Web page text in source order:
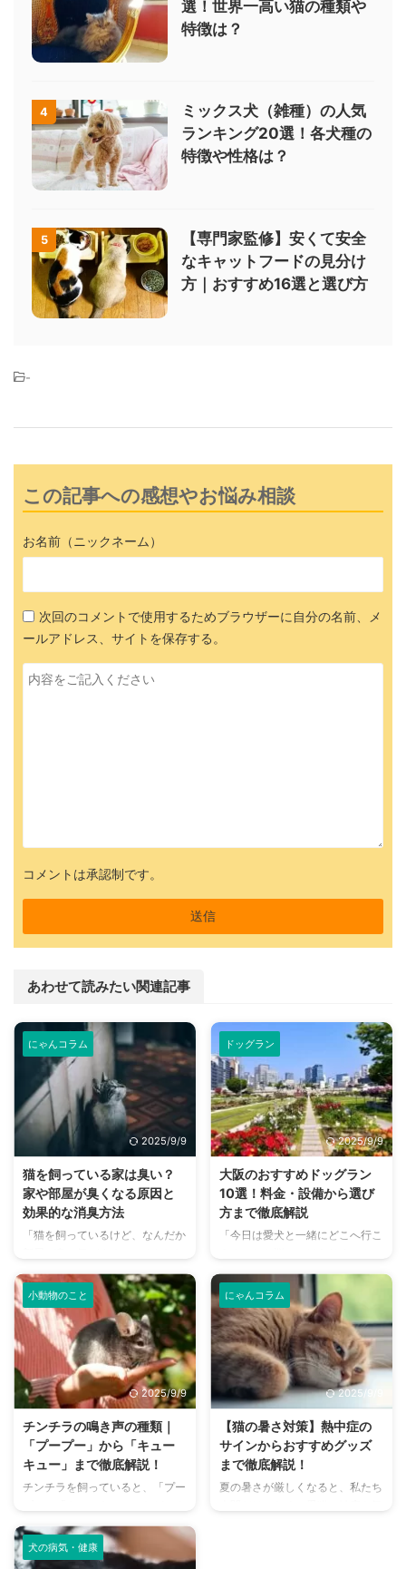
選！世界一高い猫の種類や
特徴は？
4
ミックス犬（雑種）の人気
ランキング20選！各犬種の
特徴や性格は？
5
【専門家監修】安くて安全
なキャットフードの見分け
方｜おすすめ16選と選び方
-
この記事への感想やお悩み相談
お名前（ニックネーム）
次回のコメントで使用するためブラウザーに自分の名前、メ
ールアドレス、サイトを保存する。
コメントは承認制です。
あわせて読みたい関連記事
にゃんコラム
2025/9/9
猫を飼っている家は臭い？
家や部屋が臭くなる原因と
効果的な消臭方法
「猫を飼っているけど、なんだか
悩みはありませんか？猫との暮ら
しは幸せで満ちていますが、独特
のにおいが気になるという飼い主
さんは少なくありません。 特
に、来客時などは「うちのにお
い、大丈夫かな？」と不安に感じ
てしまうこともあるでしょう。
この記事では、猫のにおいの原因
体、部屋など、場所別に具体的な
消臭対策を徹底的に解説します。
さらに、猫と飼い主さん両方にと
って快適な消臭グッズの選び方ま
の情報を網羅的にご紹介します。
今 ...
ドッグラン
2025/9/9
大阪のおすすめドッグラン
10選！料金・設備から選び
方まで徹底解説
「今日は愛犬と一緒にどこへ行こ
か？大阪には、広大な敷地でのび
のびと遊べるドッグランから、都
心でアクセスしやすい便利な施設
まで、魅力的なドッグランがたく
さんあります。 しかし、「初め
てドッグランに行くから不安」
「どの施設が愛犬に合っているか
わからない」という方も多いので
は、大阪府内にある人気のドッグ
ランを厳選し、料金、広さ、利用
条件、設備など、気になる情報を
網羅的に解説します。 さらに、
小動物のこと
2025/9/9
チンチラの鳴き声の種類｜
「プープー」から「キュー
キュー」まで徹底解説！
チンチラを飼っていると、「プー
まざまな鳴き声が聞こえてくるこ
とがありますよね。 チンチラは
犬や猫のように鳴き声で感情を表
にゃんコラム
2025/9/9
【猫の暑さ対策】熱中症の
サインからおすすめグッズ
まで徹底解説！
夏の暑さが厳しくなると、私たち
犬の病気・健康